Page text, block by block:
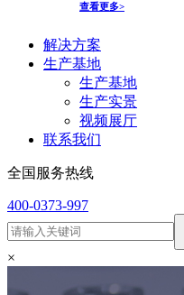
查看更多>
解决方案
生产基地
生产基地
生产实景
视频展厅
联系我们
全国服务热线
400-0373-997
×